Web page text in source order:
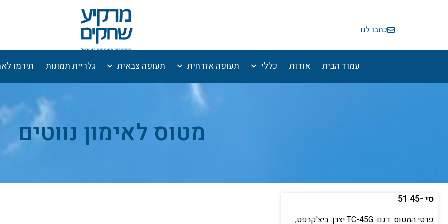
כתבו לנו
עמוד הבית אודות כללי תעופה אזרחית תעופה צבאית גלריית תמונות תירמו
מטוס לאימון נווטים
סי -45 51
פרטי המטוס: דגם: TC-45G יצרן: ביצ'קרפט,